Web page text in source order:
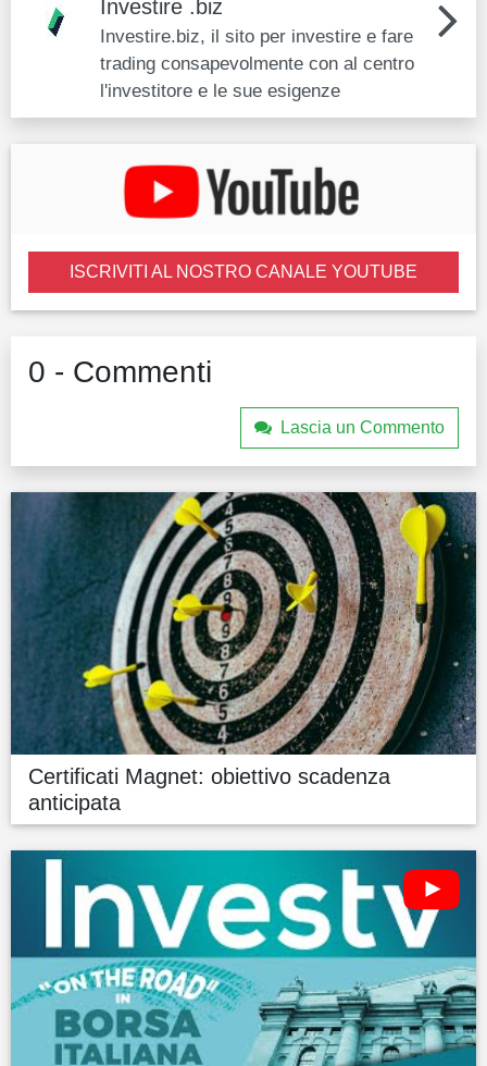
Investire .biz
Investire.biz, il sito per investire e fare
trading consapevolmente con al centro
l'investitore e le sue esigenze
ISCRIVITI AL NOSTRO CANALE YOUTUBE
0 - Commenti
Lascia un Commento
Certificati Magnet: obiettivo scadenza
anticipata